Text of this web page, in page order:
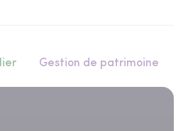
Gestion de patrimoine